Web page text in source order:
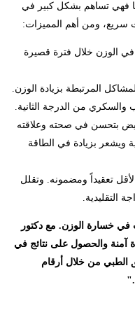
فهي تساهم بشكل كبير في
سريع، ومن أهم المميزات:
في الوزن خلال فترة قصيرة
المرتبطة بزيادة الوزن.
من الدرجة الثانية.
بتحسن في صحته وعلاقته
ويشعر بزيادة في الطاقة
تعقيداً ومضمونه. وتقلل
التقليدية.
في خسارة الوزن. مع دكتور
آمنة والحصول على نتائج في
الطبي من خلال أرقام